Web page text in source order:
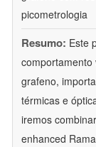
picometrologia
Resumo: Este
comportamento
grafeno,
térmicas e
iremos
enhanced